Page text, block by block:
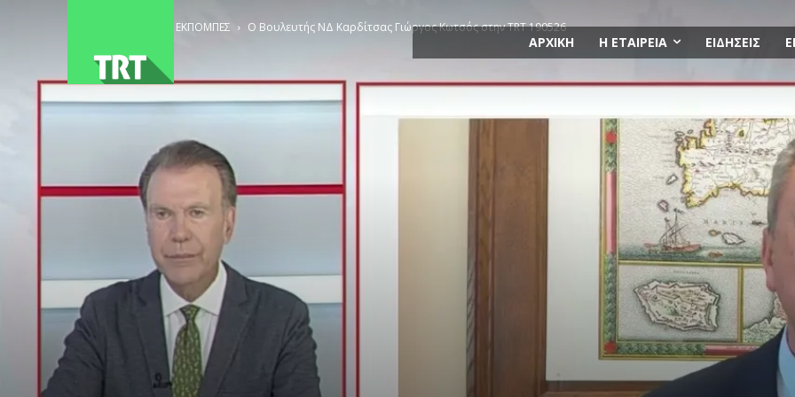
ΑΡΧΙΚΗ Η ΕΤΑΙΡΕΙΑ ΕΙΔΗΣΕΙΣ
ΕΚΠΟΜΠΕΣ Ο Βουλευτής ΝΔ Καρδίτσας Γιώργος Κωτσός στην TRT 190526